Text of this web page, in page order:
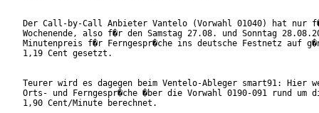
Der Call-by-Call Anbieter Vantelo (Vorwahl 01040) hat nur
Wochenende, also f�r den Samstag 27.08. und Sonntag
Minutenpreis f�r Ferngespr�che ins deutsche Festnetz auf
1,19 Cent gesetzt.
Teurer wird es dagegen beim Ventelo-Ableger smart91: Hier
Orts- und Ferngespr�che �ber die Vorwahl 0190-091 rund um
1,90 Cent/Minute berechnet.